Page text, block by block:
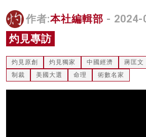
關於我們
作者:本社編輯部 - 2024-
灼見專訪
灼見原創 灼見獨家 中國經濟 蔣匡文
制裁
美國大選 命理 術數名家